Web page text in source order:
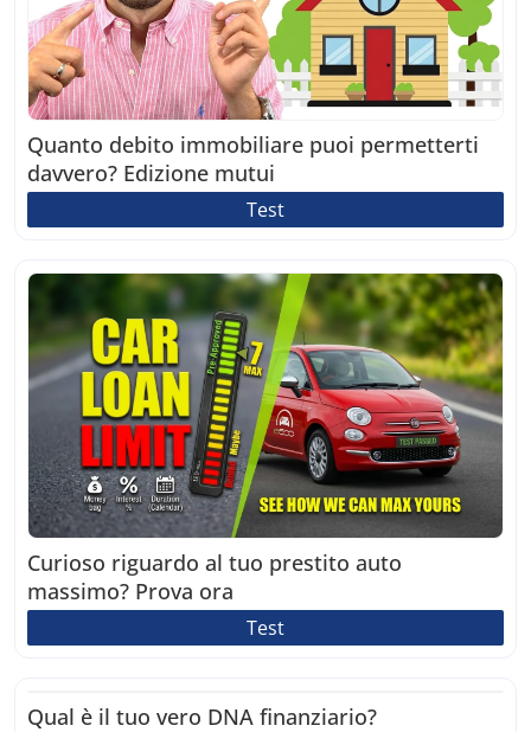
Quanto debito immobiliare puoi permetterti
davvero? Edizione mutui
Test
Curioso riguardo al tuo prestito auto
massimo? Prova ora
Test
Qual è il tuo vero DNA finanziario?